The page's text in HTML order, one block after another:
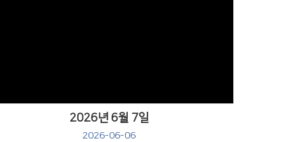
2026년 6월 7일
2026-06-06